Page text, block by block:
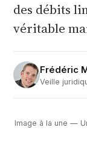
des débits
véritable
Frédéric
Veille
Image à la une —